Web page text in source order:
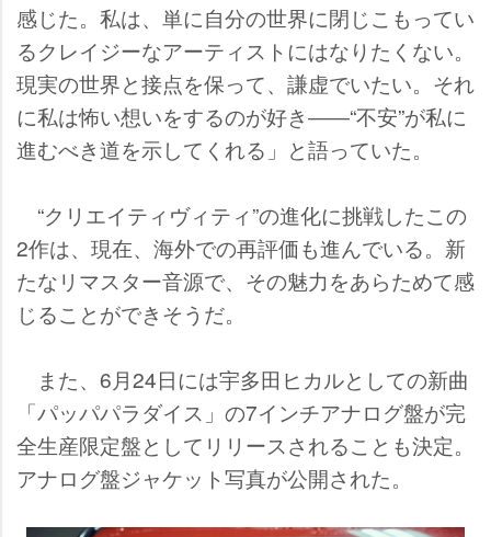
感じた。私は、単に自分の世界に閉じこもってい
るクレイジーなアーティストにはなりたくない。
現実の世界と接点を保って、謙虚でいたい。それ
に私は怖い想いをするのが好き――“不安”が私に
進むべき道を示してくれる」と語っていた。
“クリエイティヴィティ”の進化に挑戦したこの
2作は、現在、海外での再評価も進んでいる。新
たなリマスター音源で、その魅力をあらためて感
じることができそうだ。
また、6月24日には宇多田ヒカルとしての新曲
「パッパパラダイス」の7インチアナログ盤が完
全生産限定盤としてリリースされることも決定。
アナログ盤ジャケット写真が公開された。